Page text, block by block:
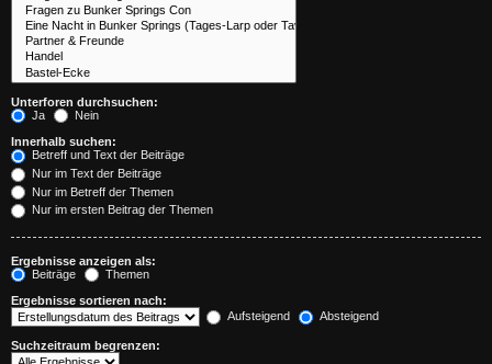
Unterforen durchsuchen:
Ja
Nein
Innerhalb suchen:
Betreff und Text der Beiträge
Nur im Text der Beiträge
Nur im Betreff der Themen
Nur im ersten Beitrag der Themen
Ergebnisse anzeigen als:
Beiträge
Themen
Ergebnisse sortieren nach:
Aufsteigend
Absteigend
Suchzeitraum begrenzen: